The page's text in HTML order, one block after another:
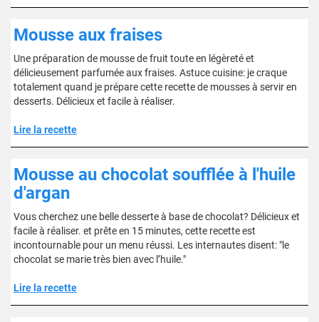
Mousse aux fraises
Une préparation de mousse de fruit toute en légèreté et
délicieusement parfumée aux fraises. Astuce cuisine: je craque
totalement quand je prépare cette recette de mousses à servir en
desserts. Délicieux et facile à réaliser.
Lire la recette
Mousse au chocolat soufflée à l'huile
d'argan
Vous cherchez une belle desserte à base de chocolat? Délicieux et
facile à réaliser. et prête en 15 minutes, cette recette est
incontournable pour un menu réussi. Les internautes disent: "le
chocolat se marie très bien avec l’huile."
Lire la recette